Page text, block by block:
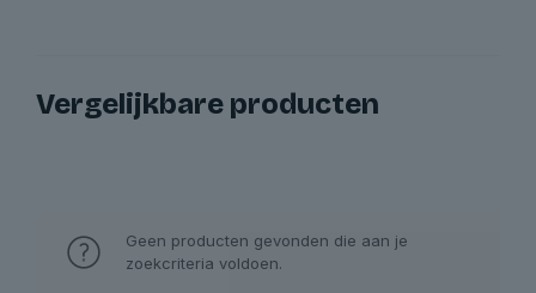
Vergelijkbare producten
Geen producten gevonden die aan je
zoekcriteria voldoen.